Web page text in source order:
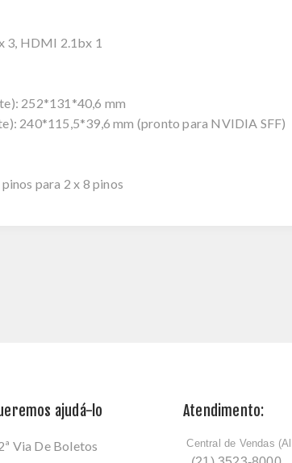
3, HDMI 2.1bx 1
252*131*40,6 mm
240*115,5*39,6 mm (pronto para NVIDIA SFF)
para 2 x 8 pinos
ajudá-lo
Via De Boletos
Atendimento:
ﾠCentral de Vendas